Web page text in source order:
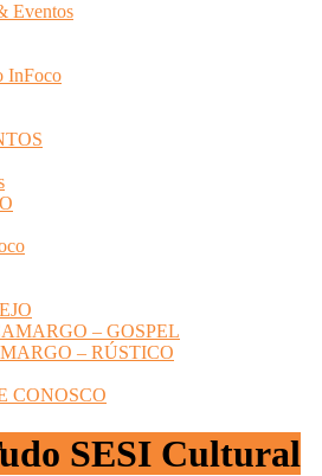
Eventos
InFoco
– GOSPEL
– RÚSTICO
CONOSCO
SESI Cultural